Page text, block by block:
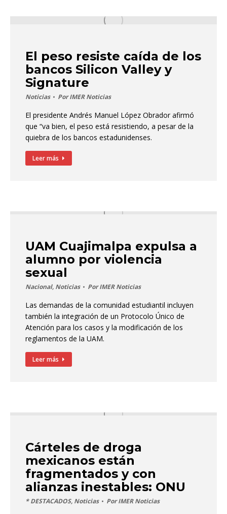
El peso resiste caída de los
bancos Silicon Valley y
Signature
Noticias PorIMER Noticias
El presidente Andrés Manuel López Obrador afirmó
que “va bien, el peso está resistiendo, a pesar de la
quiebra de los bancos estadunidenses.
Leer más
UAM Cuajimalpa expulsa a
alumno por violencia
sexual
Nacional, Noticias PorIMER Noticias
Las demandas de la comunidad estudiantil incluyen
también la integración de un Protocolo Único de
Atención para los casos y la modificación de los
reglamentos de la UAM.
Leer más
Cárteles de droga
mexicanos están
fragmentados y con
alianzas inestables: ONU
* DESTACADOS, Noticias PorIMER Noticias